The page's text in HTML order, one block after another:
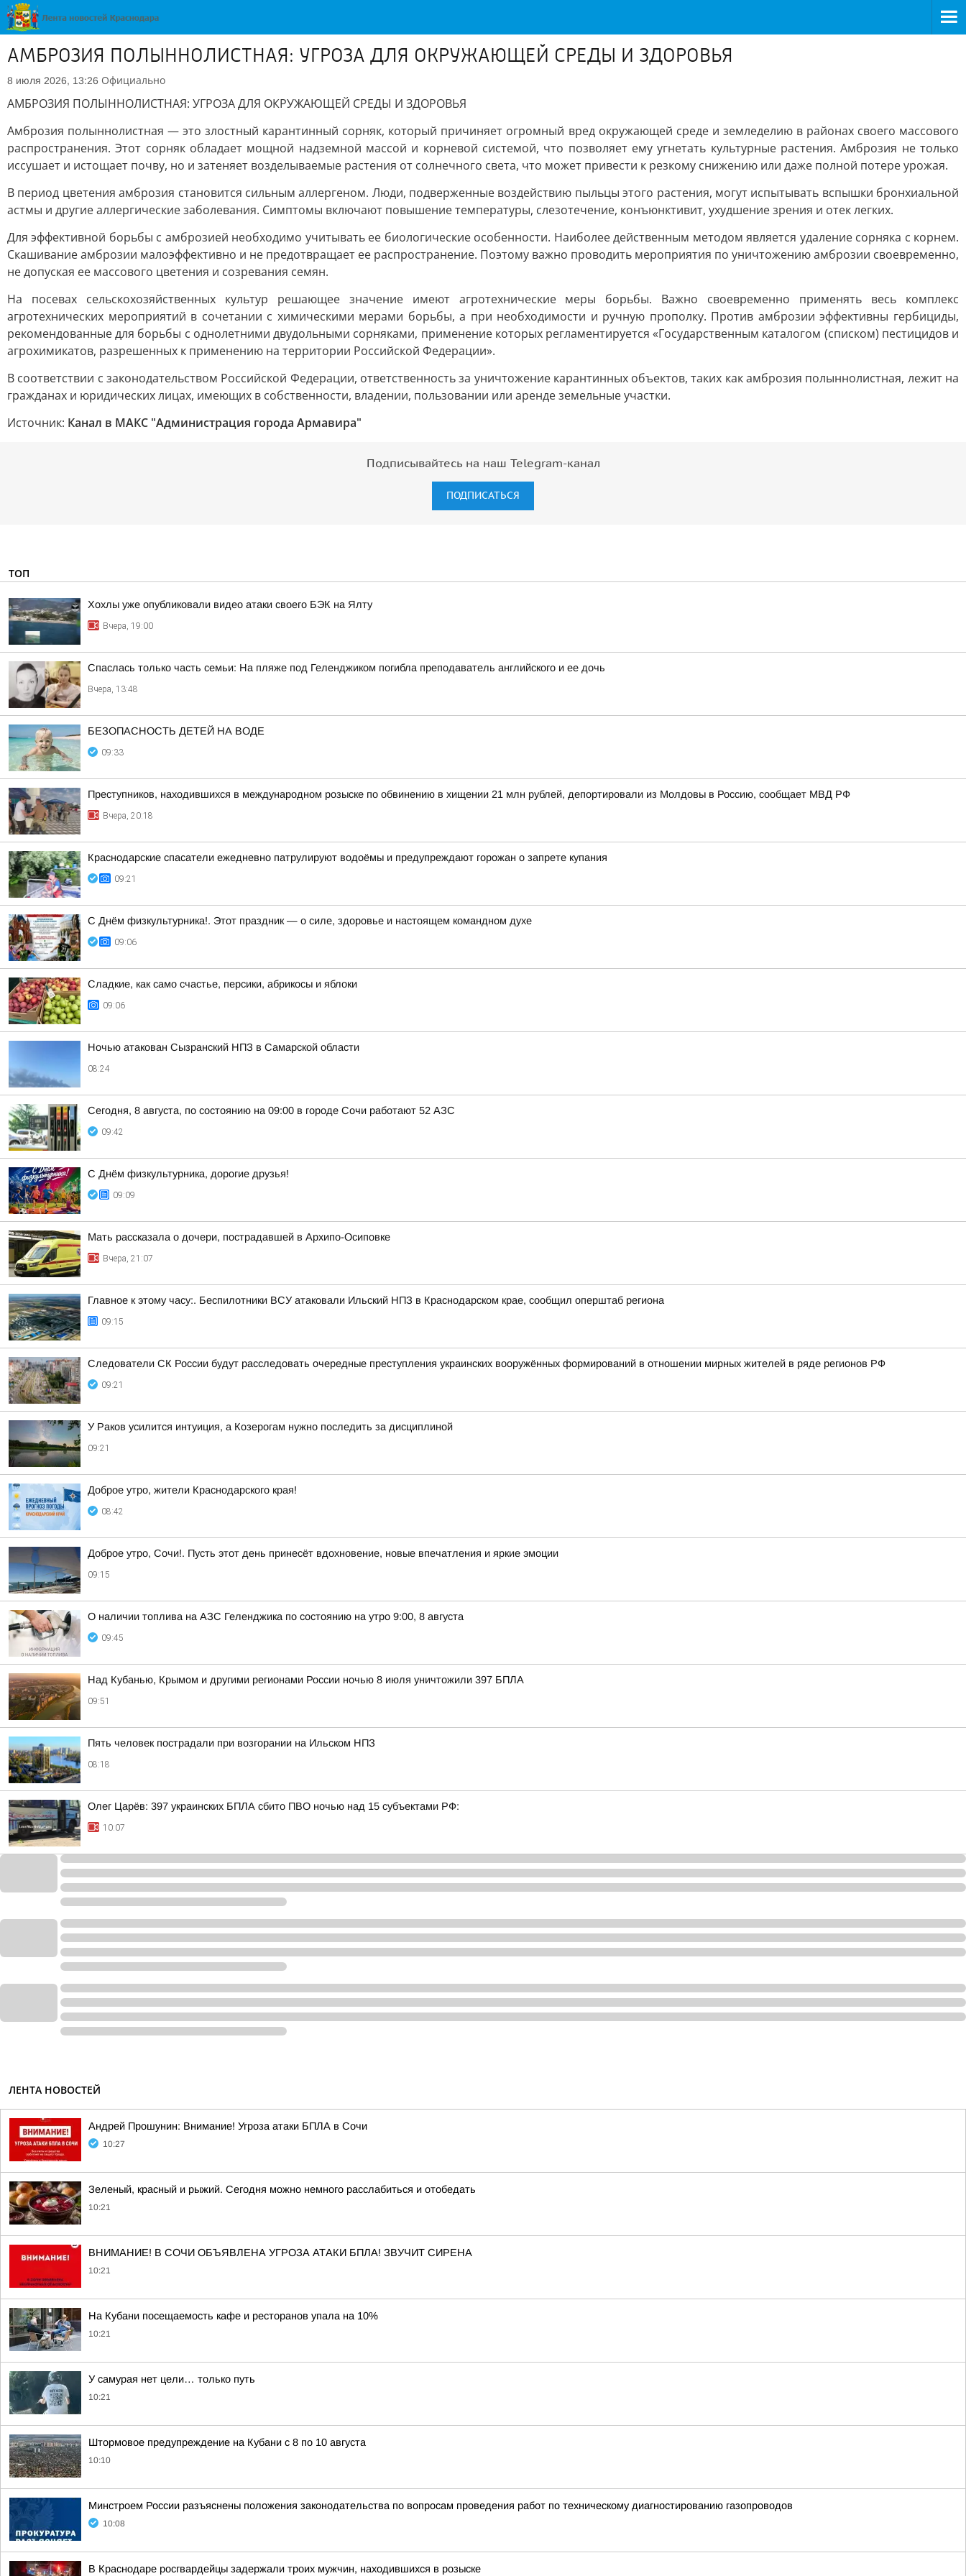
АМБРОЗИЯ ПОЛЫННОЛИСТНАЯ: УГРОЗА ДЛЯ ОКРУЖАЮЩЕЙ СРЕДЫ И ЗДОРОВЬЯ
8 июля 2026, 13:26 Официально
АМБРОЗИЯ ПОЛЫННОЛИСТНАЯ: УГРОЗА ДЛЯ ОКРУЖАЮЩЕЙ СРЕДЫ И ЗДОРОВЬЯ
Амброзия полыннолистная — это злостный карантинный сорняк, который причиняет огромный вред окружающей среде и земледелию в районах своего массового
распространения. Этот сорняк обладает мощной надземной массой и корневой системой, что позволяет ему угнетать культурные растения. Амброзия не только
иссушает и истощает почву, но и затеняет возделываемые растения от солнечного света, что может привести к резкому снижению или даже полной потере урожая.
В период цветения амброзия становится сильным аллергеном. Люди, подверженные воздействию пыльцы этого растения, могут испытывать вспышки бронхиальной
астмы и другие аллергические заболевания. Симптомы включают повышение температуры, слезотечение, конъюнктивит, ухудшение зрения и отек легких.
Для эффективной борьбы с амброзией необходимо учитывать ее биологические особенности. Наиболее действенным методом является удаление сорняка с корнем.
Скашивание амброзии малоэффективно и не предотвращает ее распространение. Поэтому важно проводить мероприятия по уничтожению амброзии своевременно,
не допуская ее массового цветения и созревания семян.
На посевах сельскохозяйственных культур решающее значение имеют агротехнические меры борьбы. Важно своевременно применять весь комплекс
агротехнических мероприятий в сочетании с химическими мерами борьбы, а при необходимости и ручную прополку. Против амброзии эффективны гербициды,
рекомендованные для борьбы с однолетними двудольными сорняками, применение которых регламентируется «Государственным каталогом (списком) пестицидов и
агрохимикатов, разрешенных к применению на территории Российской Федерации».
В соответствии с законодательством Российской Федерации, ответственность за уничтожение карантинных объектов, таких как амброзия полыннолистная, лежит на
гражданах и юридических лицах, имеющих в собственности, владении, пользовании или аренде земельные участки.
Источник: Канал в МАКС "Администрация города Армавира"
Подписывайтесь на наш Telegram-канал
ПОДПИСАТЬСЯ
ТОП
Хохлы уже опубликовали видео атаки своего БЭК на Ялту
Вчера, 19:00
Спаслась только часть семьи: На пляже под Геленджиком погибла преподаватель английского и ее дочь
Вчера, 13:48
БЕЗОПАСНОСТЬ ДЕТЕЙ НА ВОДЕ
09:33
Преступников, находившихся в международном розыске по обвинению в хищении 21 млн рублей, депортировали из Молдовы в Россию, сообщает МВД РФ
Вчера, 20:18
Краснодарские спасатели ежедневно патрулируют водоёмы и предупреждают горожан о запрете купания
09:21
С Днём физкультурника!. Этот праздник — о силе, здоровье и настоящем командном духе
09:06
Сладкие, как само счастье, персики, абрикосы и яблоки
09:06
Ночью атакован Сызранский НПЗ в Самарской области
08:24
Сегодня, 8 августа, по состоянию на 09:00 в городе Сочи работают 52 АЗС
09:42
С Днём физкультурника, дорогие друзья!
09:09
Мать рассказала о дочери, пострадавшей в Архипо-Осиповке
Вчера, 21:07
Главное к этому часу:. Беспилотники ВСУ атаковали Ильский НПЗ в Краснодарском крае, сообщил оперштаб региона
09:15
Следователи СК России будут расследовать очередные преступления украинских вооружённых формирований в отношении мирных жителей в ряде регионов РФ
09:21
У Раков усилится интуиция, а Козерогам нужно последить за дисциплиной
09:21
Доброе утро, жители Краснодарского края!
08:42
Доброе утро, Сочи!. Пусть этот день принесёт вдохновение, новые впечатления и яркие эмоции
09:15
О наличии топлива на АЗС Геленджика по состоянию на утро 9:00, 8 августа
09:45
Над Кубанью, Крымом и другими регионами России ночью 8 июля уничтожили 397 БПЛА
09:51
Пять человек пострадали при возгорании на Ильском НПЗ
08:18
Олег Царёв: 397 украинских БПЛА сбито ПВО ночью над 15 субъектами РФ:
10:07
ЛЕНТА НОВОСТЕЙ
Андрей Прошунин: Внимание! Угроза атаки БПЛА в Сочи
10:27
Зеленый, красный и рыжий. Сегодня можно немного расслабиться и отобедать
10:21
ВНИМАНИЕ! В СОЧИ ОБЪЯВЛЕНА УГРОЗА АТАКИ БПЛА! ЗВУЧИТ СИРЕНА
10:21
На Кубани посещаемость кафе и ресторанов упала на 10%
10:21
У самурая нет цели… только путь
10:21
Штормовое предупреждение на Кубани с 8 по 10 августа
10:10
Минстроем России разъяснены положения законодательства по вопросам проведения работ по техническому диагностированию газопроводов
10:08
В Краснодаре росгвардейцы задержали троих мужчин, находившихся в розыске